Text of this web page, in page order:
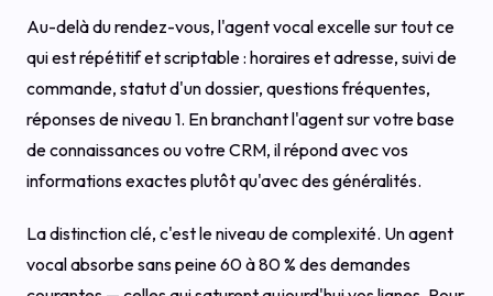
Au-delà du rendez-vous, l'agent vocal excelle sur tout ce
qui est répétitif et scriptable : horaires et adresse, suivi de
commande, statut d'un dossier, questions fréquentes,
réponses de niveau 1. En branchant l'agent sur votre base
de connaissances ou votre CRM, il répond avec vos
informations exactes plutôt qu'avec des généralités.
La distinction clé, c'est le niveau de complexité. Un agent
vocal absorbe sans peine 60 à 80 % des demandes